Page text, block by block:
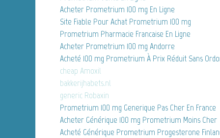
Acheter Prometrium 100 mg En Ligne
Site Fiable Pour Achat Prometrium 100 mg
Prometrium Pharmacie Francaise En Ligne
Acheter Prometrium 100 mg Andorre
Acheté 100 mg Prometrium À Prix Réduit Sans
cheap Amoxil
bakkerijhabets.nl
generic Robaxin
Prometrium 100 mg Generique Pas Cher En France
Acheter Générique 100 mg Prometrium Moins Cher
Acheté Générique Prometrium Progesterone